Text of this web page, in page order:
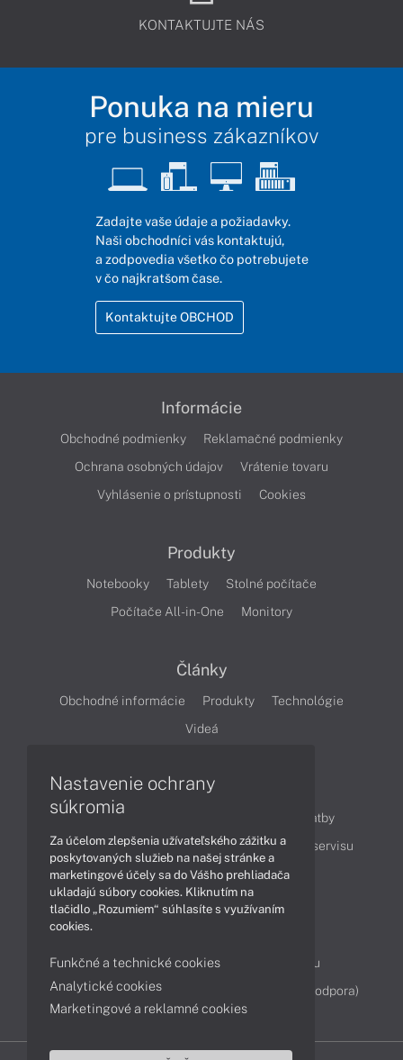
KONTAKTUJTE NÁS
Ponuka na mieru
pre business zákazníkov
Zadajte vaše údaje a požiadavky.
Naši obchodníci vás kontaktujú,
a zodpovedia všetko čo potrebujete
v čo najkratšom čase.
Kontaktujte OBCHOD
Informácie
Obchodné podmienky
Reklamačné podmienky
Ochrana osobných údajov
Vrátenie tovaru
Vyhlásenie o prístupnosti
Cookies
Produkty
Notebooky Tablety
Stolné počítače
Počítače All-in-One
Monitory
Články
Obchodné informácie Produkty
Technológie
Videá
Obsah
Ako nakupovať
Možnosti doručenia a platby
Podpora a servis
Servisné služby Cenník servisu
Kontakty
Servisné oddelenie
Reklamácia tovaru
Diagnostiky online
TeamViewer (vzdialená podpora)
Nastavenie ochrany
súkromia
Za účelom zlepšenia užívateľského zážitku a
poskytovaných služieb na našej stránke a
marketingové účely sa do Vášho prehliadača
ukladajú súbory cookies. Kliknutím na
tlačidlo „Rozumiem“ súhlasíte s využívaním
cookies.
Funkčné a technické cookies
Analytické cookies
Marketingové a reklamné cookies